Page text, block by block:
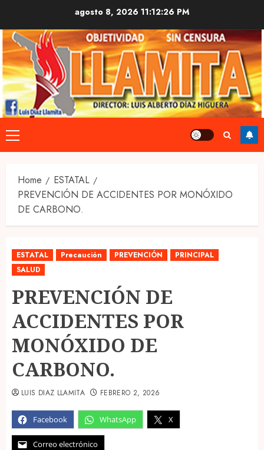
content
agosto 8, 2026 11:12:26 PM
Primary
Menu
Home
ESTATAL
PREVENCIÓN DE ACCIDENTES POR MONÓXIDO
DE CARBONO.
ESTATAL Precaución PREVENCIÓN
PRINCIPAL
SALUD
PREVENCIÓN DE
ACCIDENTES POR
MONÓXIDO DE
CARBONO.
Facebook WhatsApp X
Correo electrónico
LUIS DIAZ LLAMITA FEBRERO 2, 2026